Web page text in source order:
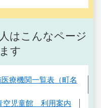
はこんなページ
す
療機関一覧表（町名
空児童館 利用案内